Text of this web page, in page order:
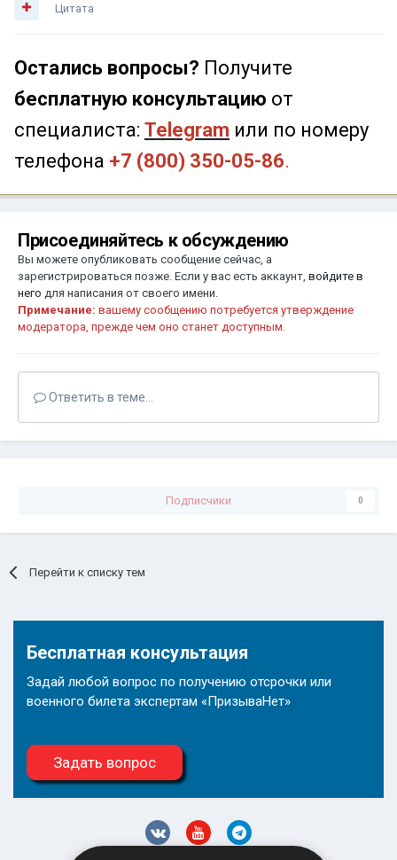
Цитата
Остались вопросы? Получите
бесплатную консультацию от
специалиста: Telegram или по номеру
телефона +7 (800) 350-05-86.
Присоединяйтесь к обсуждению
Вы можете опубликовать сообщение сейчас, а
зарегистрироваться позже. Если у вас есть аккаунт, войдите в
него для написания от своего имени.
Примечание: вашему сообщению потребуется утверждение
модератора, прежде чем оно станет доступным.
Ответить в теме...
Подписчики 0
Перейти к списку тем
Бесплатная консультация
Задай любой вопрос по получению отсрочки или
военного билета экспертам «ПризываНет»
Задать вопрос